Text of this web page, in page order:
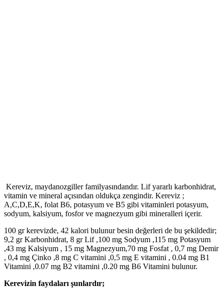
Kereviz, maydanozgiller familyasındandır. Lif yararlı karbonhidrat,
vitamin ve mineral açısından oldukça zengindir. Kereviz ;
A,C,D,E,K, folat B6, potasyum ve B5 gibi vitaminleri potasyum,
sodyum, kalsiyum, fosfor ve magnezyum gibi mineralleri içerir.
100 gr kerevizde, 42 kalori bulunur besin değerleri de bu şekildedir;
9,2 gr Karbonhidrat, 8 gr Lif ,100 mg Sodyum ,115 mg Potasyum
,43 mg Kalsiyum , 15 mg Magnezyum,70 mg Fosfat , 0,7 mg Demir
, 0,4 mg Çinko ,8 mg C vitamini ,0,5 mg E vitamini , 0.04 mg B1
Vitamini ,0.07 mg B2 vitamini ,0.20 mg B6 Vitamini bulunur.
Kerevizin faydaları şunlardır;